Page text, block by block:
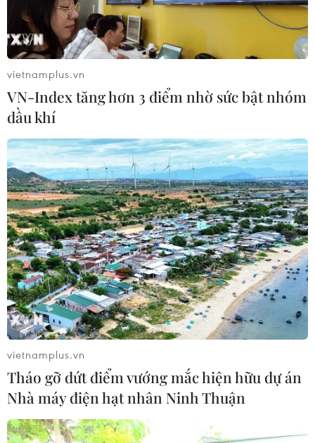
cơ sở dữ liệu quốc gia để xác thực thông tin thuê
bao theo đúng quy định của pháp luật./.
Play
Video
Ông Trung cho biết sẽ có quy định để khuyến
khích thuê bao trả sau.
(Vietnam+)
vietnamplus.vn
VN-Index tăng hơn 3 điểm nhờ sức bật nhóm
dầu khí
vietnamplus.vn
Tháo gỡ dứt điểm vướng mắc hiện hữu dự án
Nhà máy điện hạt nhân Ninh Thuận